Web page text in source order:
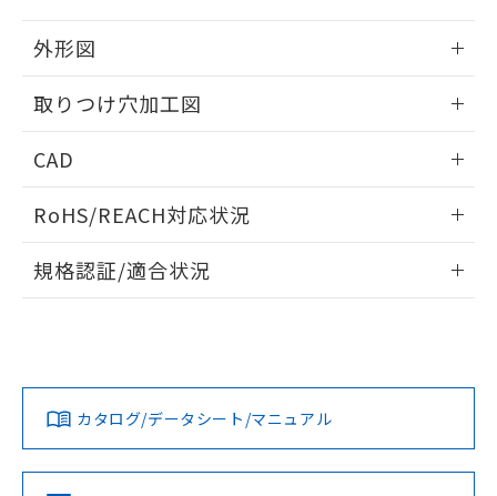
外形図
取りつけ穴加工図
CAD
ドすることができます。
ログイン/会員登録
ダウンロードデータをご利用いただく前に、以下を必ずお読
みください。
ソフトウェアの使用条件
RoHS/REACH対応状況
EU RoHS 注意事項・凡例
対応済み
規格認証/適合状況
カタログ/データシート/マニュアル
欄に対応日を記載しておりました。
既に当社にて対応品への在庫切替を完了
り、2022年1月12日より割愛しておりま
す。